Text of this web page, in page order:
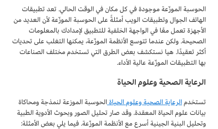
الحوسبة الموزّعة موجودة في كل مكان في الوقت الحالي. تعد تطبيقات
الهاتف الجوال وتطبيقات الويب أمثلةً على الحوسبة الموزّعة لأن العديد من
الأجهزة تعمل معًا في الواجهة الخلفية للتطبيق لإمدادك بالمعلومات
الصحيحة. ولكن عندما تتوسع الأنظمة الموزّعة، يمكنها التغلب على تحديات
أكثر تعقيدًا. هيا نستكشف بعض الطرق التي تستخدم مختلف الصناعات
بها التطبيقات الموزّعة عالية الأداء.
الرعاية الصحية وعلوم الحياة
تستخدمالرعاية الصحية وعلوم الحياةالحوسبة الموزعة لنمذجة ومحاكاة
بيانات علوم الحياة المعقدة. وقد صار تحليل الصور وبحوث الأدوية الطبية
وتحليل البنية الجينية أسرع مع الأنظمة الموزّعة. فيما يلي بعض الأمثلة: